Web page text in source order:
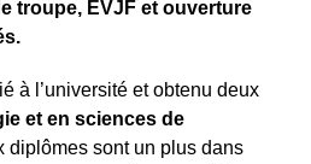
troupe, EVJF et ouverture
à l’université et obtenu deux
et en sciences de
diplômes sont un plus dans